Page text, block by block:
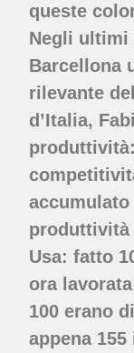
queste
Negli ultimi
Barcellona
rilevante
d’Italia,
produttività
Usa: fatto
ora
100 erano
appena 155